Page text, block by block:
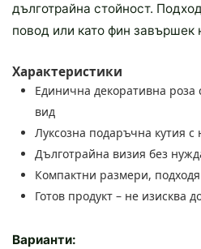
дълготрайна стойност.
повод или като фин завършек
Характеристики
Единична декоративна
вид
Луксозна подаръчна кутия с
Дълготрайна визия без
Компактни размери,
Готов продукт – не изисква
Варианти: